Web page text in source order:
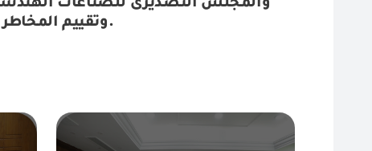
وتقييم المخاطر لقطاع منتجات الأجهزة الكهربائية بالهيئة.